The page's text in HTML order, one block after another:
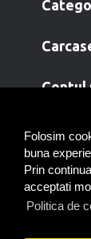
Folosim
buna
Prin
acceptati
Politica de
contul